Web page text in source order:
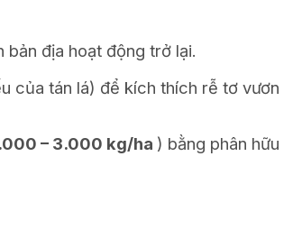
địa hoạt động trở lại.
của tán lá) để kích thích rễ tơ vươn
– 3.000 kg/ha ) bằng phân hữu